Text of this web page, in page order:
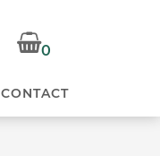
0
CONTACT